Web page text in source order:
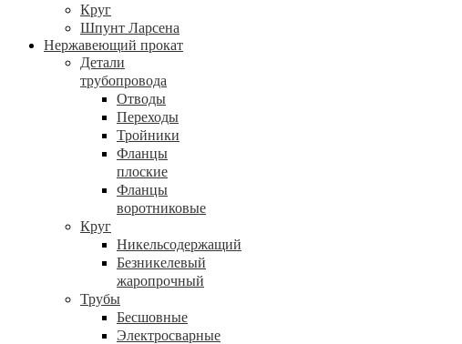
Круг
Шпунт Ларсена
Нержавеющий прокат
Детали
трубопровода
Отводы
Переходы
Тройники
Фланцы
плоские
Фланцы
воротниковые
Круг
Никельсодержащий
Безникелевый
жаропрочный
Трубы
Бесшовные
Электросварные